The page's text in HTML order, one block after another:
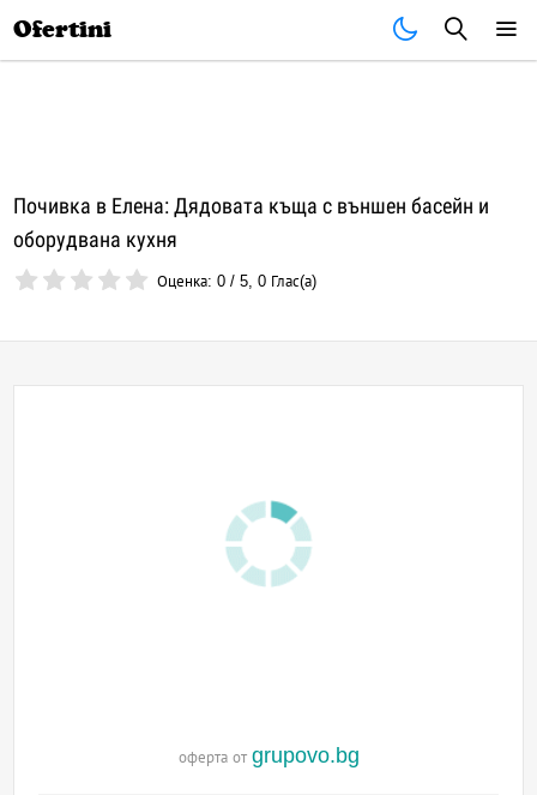
Ofertini
Почивка в Елена: Дядовата къща с външен басейн и
оборудвана кухня
Оценка:0 /5,0 Глас(а)
оферта от grupovo.bg